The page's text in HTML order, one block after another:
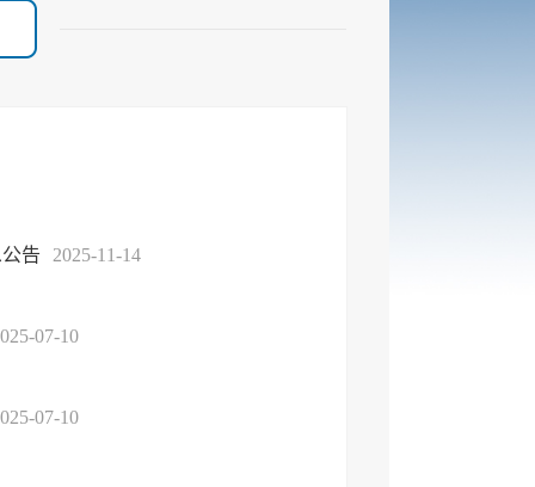
告 2025-11-14
07-10
07-10